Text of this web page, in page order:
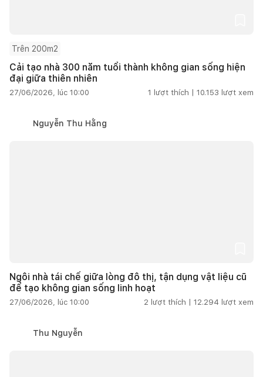
Trên 200m2
Cải tạo nhà 300 năm tuổi thành không gian sống hiện
đại giữa thiên nhiên
27/06/2026, lúc 10:00 1 lượt thích | 10.153 lượt xem
Nguyễn Thu Hằng
Ngôi nhà tái chế giữa lòng đô thị, tận dụng vật liệu cũ
để tạo không gian sống linh hoạt
27/06/2026, lúc 10:00 2 lượt thích | 12.294 lượt xem
Thu Nguyễn